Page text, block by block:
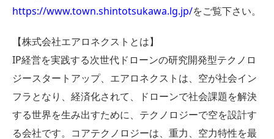
https://www.town.shintotsukawa.lg.jp/をご覧下さい。
【株式会社エアロネクストとは】
IP経営を実践する次世代ドローンの研究開発型テクノロ
ジースタートアップ、エアロネクストは、空が社会イン
フラとなり、経済化されて、ドローンで社会課題を解決
する世界を生み出すために、テクノロジーで空を設計す
る会社です。コアテクノロジーは、重力、空力特性を最